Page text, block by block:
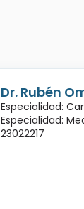
Dr. Rubén
Especialidad:
Especialidad:
23022217